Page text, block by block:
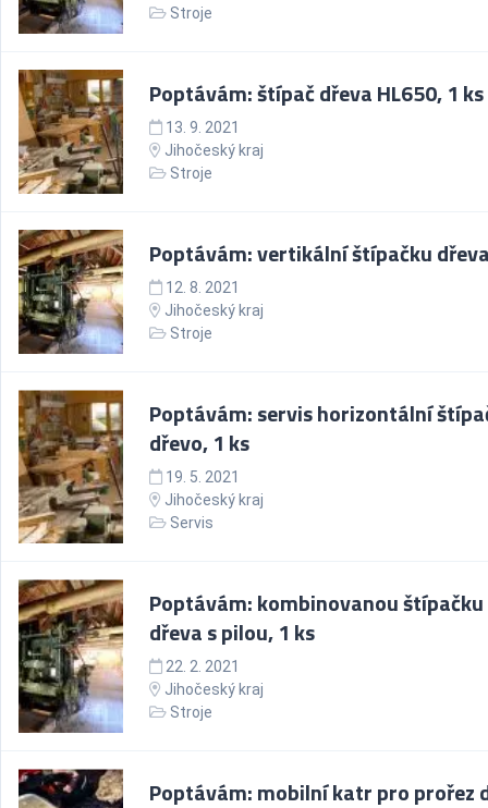
Stroje
Poptávám: štípač dřeva HL650, 1 ks
13. 9. 2021
Jihočeský kraj
Stroje
Poptávám: vertikální štípačku
12. 8. 2021
Jihočeský kraj
Stroje
Poptávám: servis horizontální
dřevo, 1 ks
19. 5. 2021
Jihočeský kraj
Servis
Poptávám: kombinovanou štípačku
dřeva s pilou, 1 ks
22. 2. 2021
Jihočeský kraj
Stroje
Poptávám: mobilní katr pro prořez